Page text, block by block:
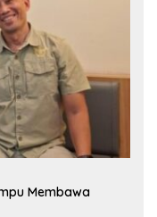
Membawa